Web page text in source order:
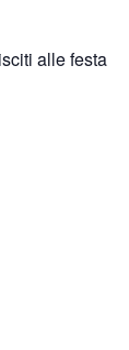
alle festa